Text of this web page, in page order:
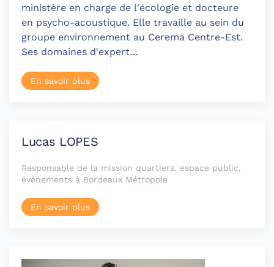
ministère en charge de l'écologie et docteure
en psycho-acoustique. Elle travaille au sein du
groupe environnement au Cerema Centre-Est.
Ses domaines d'expert…
En savoir plus
Lucas LOPES
Responsable de la mission quartiers, espace public,
événements à Bordeaux Métropole
En savoir plus